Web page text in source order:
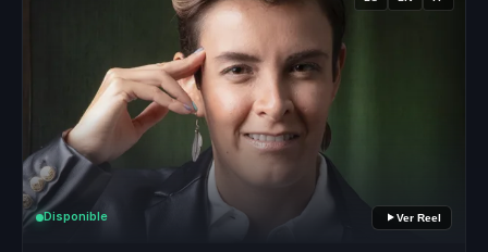
Disponible Ver Reel